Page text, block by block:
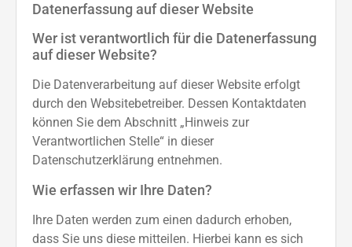
Datenerfassung auf dieser Website
Wer ist verantwortlich für die Datenerfassung
auf dieser Website?
Die Datenverarbeitung auf dieser Website erfolgt
durch den Websitebetreiber. Dessen Kontaktdaten
können Sie dem Abschnitt „Hinweis zur
Verantwortlichen Stelle“ in dieser
Datenschutzerklärung entnehmen.
Wie erfassen wir Ihre Daten?
Ihre Daten werden zum einen dadurch erhoben,
dass Sie uns diese mitteilen. Hierbei kann es sich